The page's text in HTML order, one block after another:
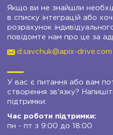
Якщо ви не знайшли
в списку інтеграцій або
розрахунок
повідомте нам про це за
d.savchuk@apix-drive.com
У вас є питання або вам
створення зв'язку?
підтримки:
Час роботи підтримки:
пн - пт з 9:00 до 18:00